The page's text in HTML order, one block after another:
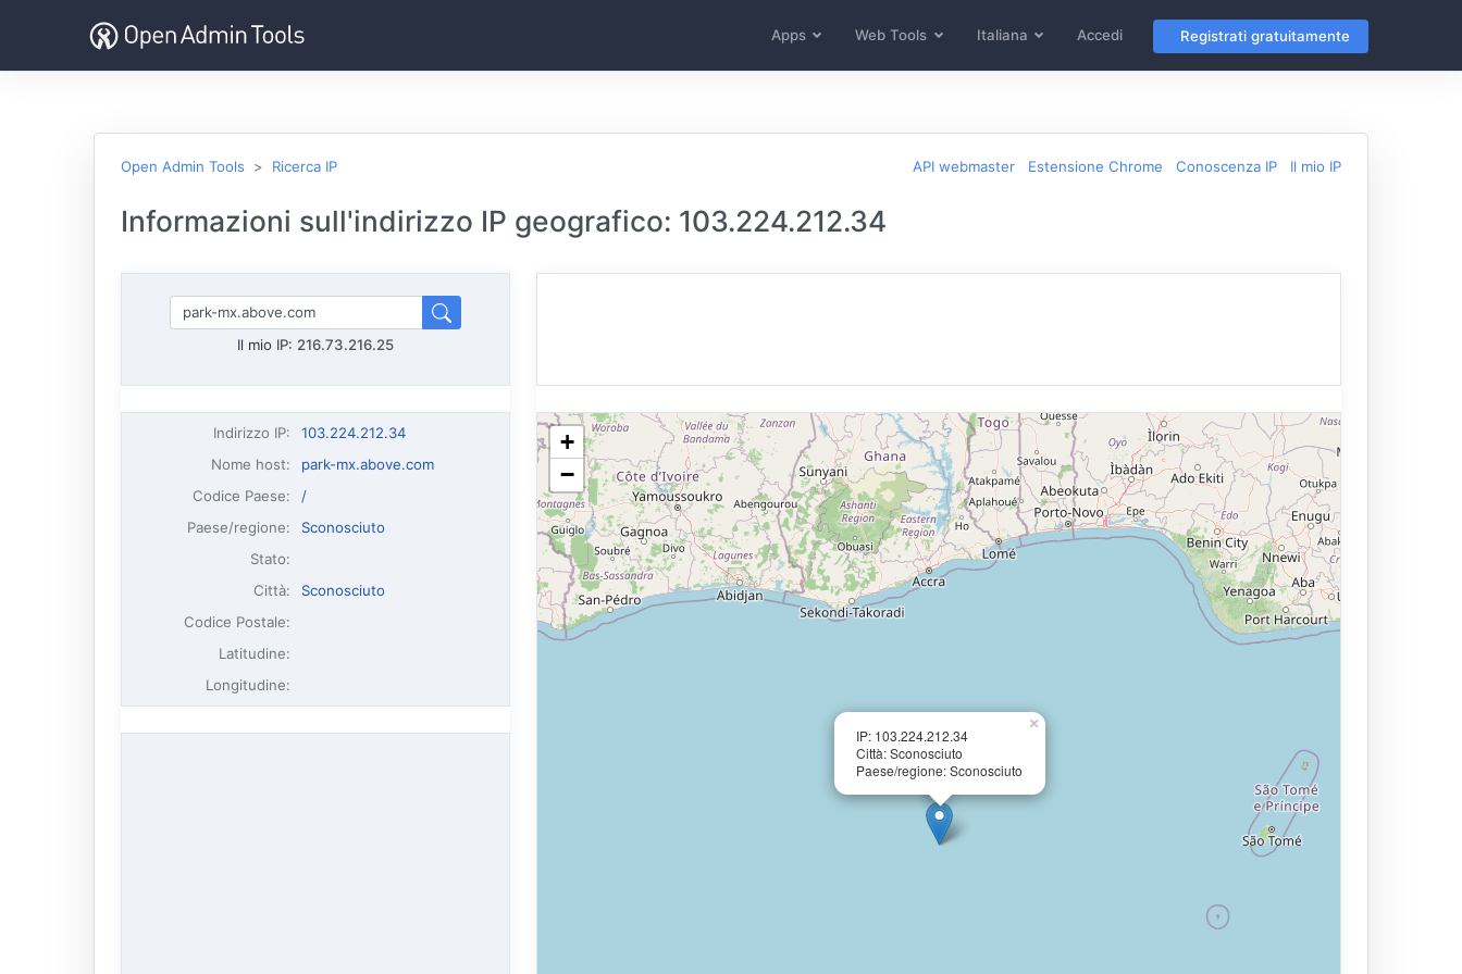
Apps Web Tools Italiana Accedi Registrati gratuitamente
Open Admin Tools Ricerca IP API webmaster Estensione Chrome Conoscenza IP Il mio IP
Informazioni sull'indirizzo IP geografico: 103.224.212.34
Il mio IP: 216.73.216.25
Indirizzo IP:
103.224.212.34
Nome host:
park-mx.above.com
Codice Paese:
/
Paese/regione:
Sconosciuto
Stato:
Città:
Sconosciuto
Codice Postale:
Latitudine:
Longitudine:
IP: 103.224.212.34
Città: Sconosciuto
Paese/regione: Sconosciuto
×
+
−